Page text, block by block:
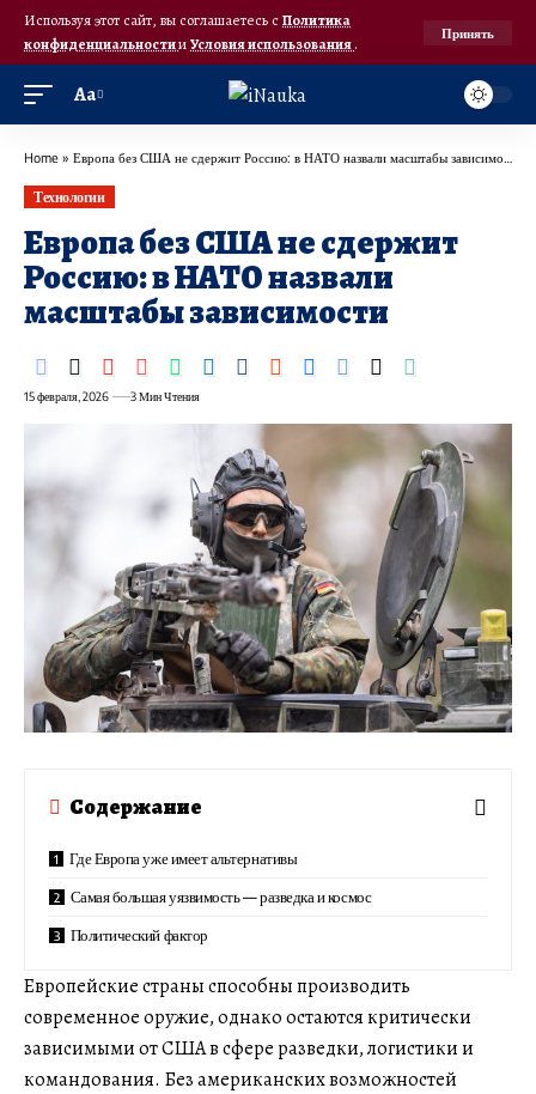
Используя этот сайт, вы соглашаетесь с Политика
конфиденциальностииУсловия использования.
Принять
Аа
Home » Европа без США не сдержит Россию: в НАТО назвали масштабы зависимости
Технологии
Европа без США не сдержит
Россию: в НАТО назвали
масштабы зависимости
15 февраля, 2026 3 Мин Чтения
Содержание
Где Европа уже имеет альтернативы
Самая большая уязвимость — разведка и космос
Политический фактор
Европейские страны способны производить
современное оружие, однако остаются критически
зависимыми от США в сфере разведки, логистики и
командования. Без американских возможностей